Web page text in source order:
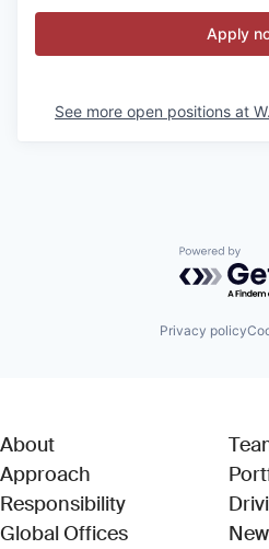
Apply
See more open positions at
Powered
Privacy policy
About
Approach
Responsibility
Global Offices